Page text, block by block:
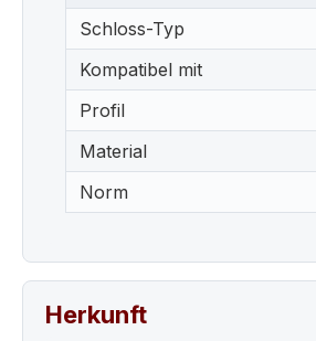
Schloss-Typ
Kompatibel mit
Profil
Material
Norm
Herkunft